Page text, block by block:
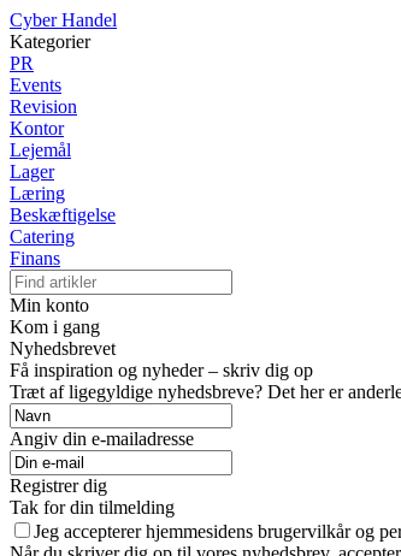
Cyber Handel
Kategorier
PR
Events
Revision
Kontor
Lejemål
Lager
Læring
Beskæftigelse
Catering
Finans
Min konto
Kom i gang
Nyhedsbrevet
Få inspiration og nyheder – skriv dig op
Træt af ligegyldige nyhedsbreve? Det her er
Angiv din e-mailadresse
Registrer dig
Tak for din tilmelding
Jeg accepterer hjemmesidens brugervilkår og